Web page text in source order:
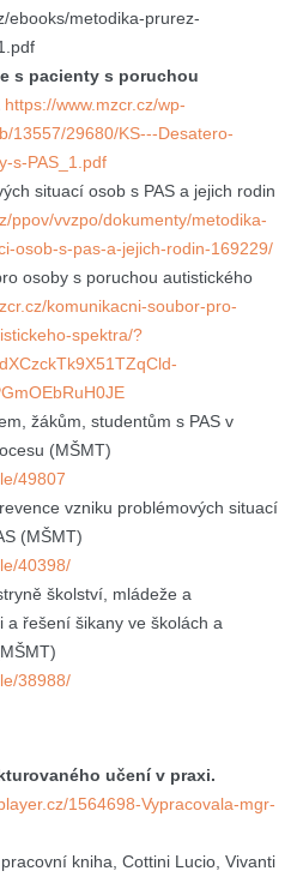
ebooks/metodika-prurez-
s pacienty s poruchou
https://www.mzcr.cz/wp-
13557/29680/KS---Desatero-
s-PAS_1.pdf
situací osob s PAS a jejich rodin
ppov/vvzpo/dokumenty/metodika-
osob-s-pas-a-jejich-rodin-169229/
osoby s poruchou autistického
komunikacni-soubor-pro-
spektra/?
žákům, studentům s PAS v
(MŠMT)
49807
vzniku problémových situací
(MŠMT)
40398/
školství, mládeže a
a řešení šikany ve školách a
38988/
učení v praxi.
1564698-Vypracovala-mgr-
kniha, Cottini Lucio, Vivanti